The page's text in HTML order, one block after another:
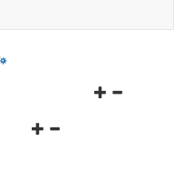
Navigationsmenü